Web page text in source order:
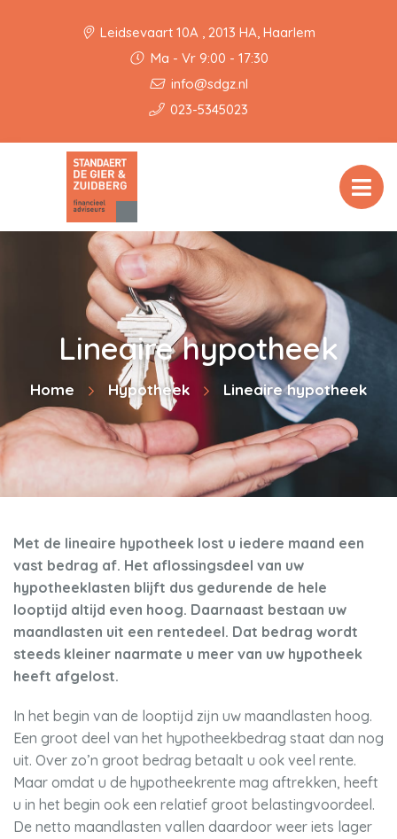
Leidsevaart 10A , 2013 HA, Haarlem
Ma - Vr 9:00 - 17:30
info@sdgz.nl
023-5345023
Lineaire hypotheek
Home Hypotheek Lineaire hypotheek
Met de lineaire hypotheek lost u iedere maand een
vast bedrag af. Het aflossingsdeel van uw
hypotheeklasten blijft dus gedurende de hele
looptijd altijd even hoog. Daarnaast bestaan uw
maandlasten uit een rentedeel. Dat bedrag wordt
steeds kleiner naarmate u meer van uw hypotheek
heeft afgelost.
In het begin van de looptijd zijn uw maandlasten hoog.
Een groot deel van het hypotheekbedrag staat dan nog
uit. Over zo’n groot bedrag betaalt u ook veel rente.
Maar omdat u de hypotheekrente mag aftrekken, heeft
u in het begin ook een relatief groot belastingvoordeel.
De netto maandlasten vallen daardoor weer iets lager